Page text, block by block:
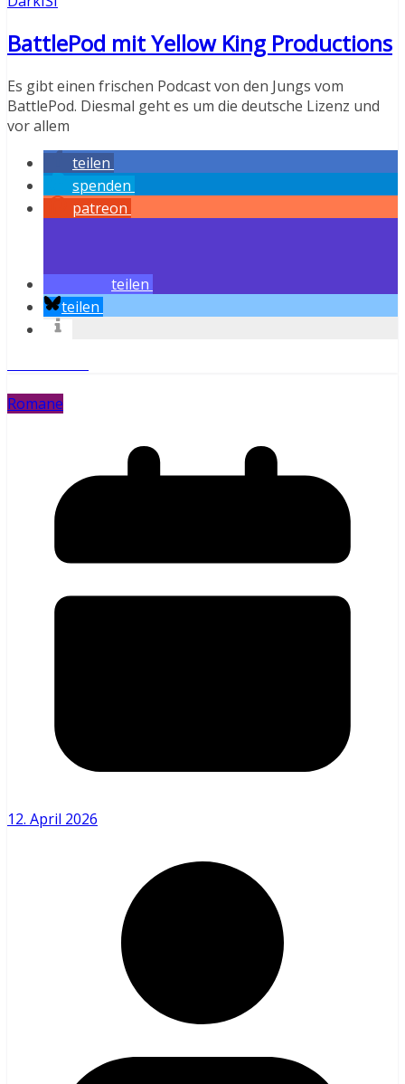
BattlePod mit Yellow King Productions
Es gibt einen frischen Podcast von den Jungs vom
BattlePod. Diesmal geht es um die deutsche Lizenz und
vor allem
teilen
spenden
patreon
teilen
teilen
Romane
12. April 2026